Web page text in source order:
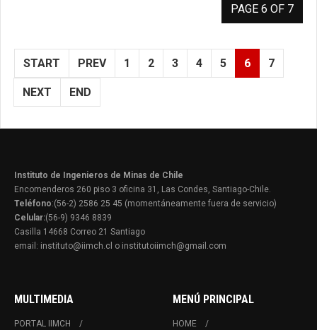
PAGE 6 OF 7
START PREV 1 2 3 4 5 6 7
NEXT END
Instituto de Ingenieros de Minas de Chile
Encomenderos 260 piso 3 oficina 31, Las Condes, Santiago-Chile.
Teléfono:(56-2) 2586 25 45 (momentáneamente fuera de servicio)
Celular:(56-9) 9346 8839
Casilla 14668 Correo 21 Santiago
email: instituto@iimch.cl o institutoiimch@gmail.com
MULTIMEDIA
PORTAL IIMCH
MENÚ PRINCIPAL
HOME